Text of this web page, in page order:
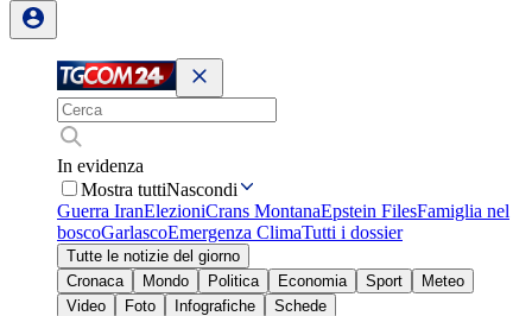
In evidenza
Mostra tuttiNascondi
Guerra IranElezioniCrans MontanaEpstein FilesFamiglia nel
boscoGarlascoEmergenza ClimaTutti i dossier
Tutte le notizie del giorno
Cronaca
Mondo Politica Economia Sport
Meteo
Video
Foto Infografiche
Schede